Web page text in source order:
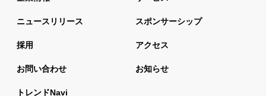
ニュースリリース スポンサーシップ
採用 アクセス
お問い合わせ お知らせ
トレンドnavi